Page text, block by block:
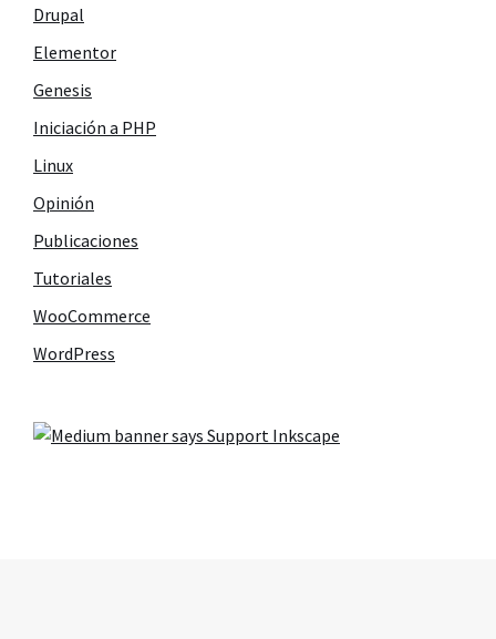
Drupal
Elementor
Genesis
Iniciación a PHP
Linux
Opinión
Publicaciones
Tutoriales
WooCommerce
WordPress